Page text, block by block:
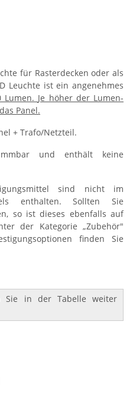
für Rasterdecken oder als
Leuchte ist ein angenehmes
Lumen. Je höher der Lumen-
Panel.
+ Trafo/Netzteil.
und enthält keine
sind nicht im
enthalten. Sollten Sie
so ist dieses ebenfalls auf
der Kategorie „Zubehör"
finden Sie
Sie in der Tabelle weiter